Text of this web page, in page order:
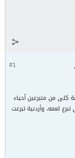
#1
كلى من متبرعين أحياء
لعمه، وأردنية تبرعت